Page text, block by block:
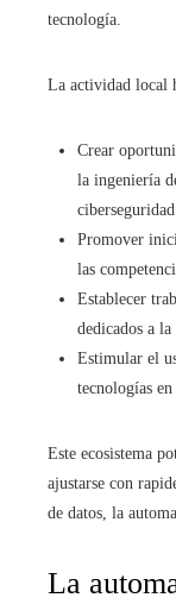
tecnología.
La actividad local
Crear
la ingeniería
Promover
las
Establecer
dedicados a
Estimular el
tecnologías
Este ecosistema
ajustarse con
de datos, la
La